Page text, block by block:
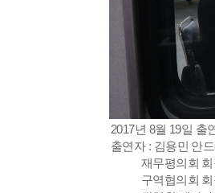
2017년 8월 19일
출연자 : 김용민 안
재무평의회 회
구역협의회 회장